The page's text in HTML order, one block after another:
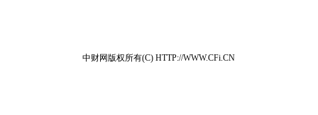
中财网版权所有(C) HTTP://WWW.CFi.CN